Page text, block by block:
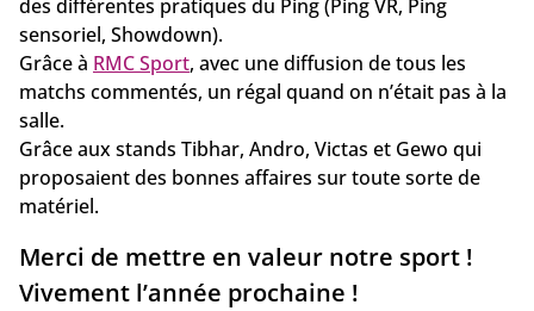
des différentes pratiques du Ping (Ping VR, Ping
sensoriel, Showdown).
Grâce à RMC Sport, avec une diffusion de tous les
matchs commentés, un régal quand on n’était pas à la
salle.
Grâce aux stands Tibhar, Andro, Victas et Gewo qui
proposaient des bonnes affaires sur toute sorte de
matériel.
Merci de mettre en valeur notre sport !
Vivement l’année prochaine !